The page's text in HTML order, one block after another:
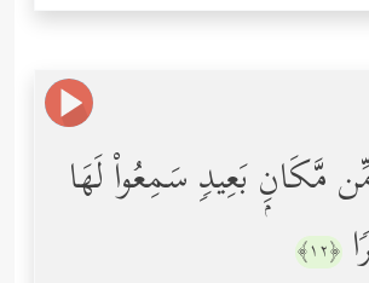
مَّكَانِۭ بَعِیدࣲ سَمِعُواْ لَهَا
﴿١٢﴾